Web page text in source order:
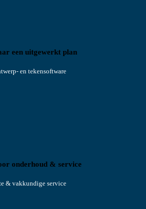
een uitgewerkt plan
en tekensoftware
onderhoud & service
& vakkundige service